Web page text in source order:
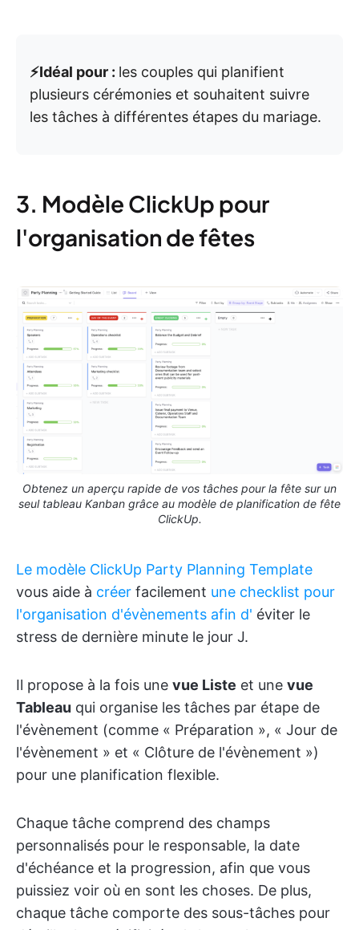
⚡️Idéal pour : les couples qui planifient
plusieurs cérémonies et souhaitent suivre
les tâches à différentes étapes du mariage.
3. Modèle ClickUp pour
l'organisation de fêtes
Obtenez un aperçu rapide de vos tâches pour la fête sur un
seul tableau Kanban grâce au modèle de planification de fête
ClickUp.
Le modèle ClickUp Party Planning Template
vous aide à créer facilement une checklist pour
l'organisation d'évènements afin d' éviter le
stress de dernière minute le jour J.
Il propose à la fois une vue Liste et une vue
Tableau qui organise les tâches par étape de
l'évènement (comme « Préparation », « Jour de
l'évènement » et « Clôture de l'évènement »)
pour une planification flexible.
Chaque tâche comprend des champs
personnalisés pour le responsable, la date
d'échéance et la progression, afin que vous
puissiez voir où en sont les choses. De plus,
chaque tâche comporte des sous-tâches pour